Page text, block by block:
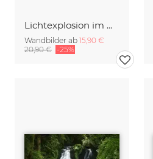
Lichtexplosion im Wald
Wandbilder ab 15,90 €
20,90 € -25%